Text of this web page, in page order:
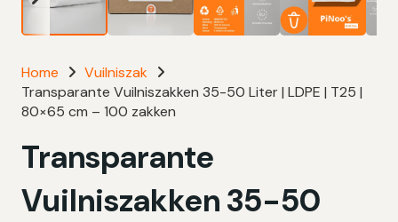
Home
Vuilniszak
Transparante Vuilniszakken 35-50 Liter | LDPE | T25 |
80×65 cm – 100 zakken
Transparante
Vuilniszakken 35-50